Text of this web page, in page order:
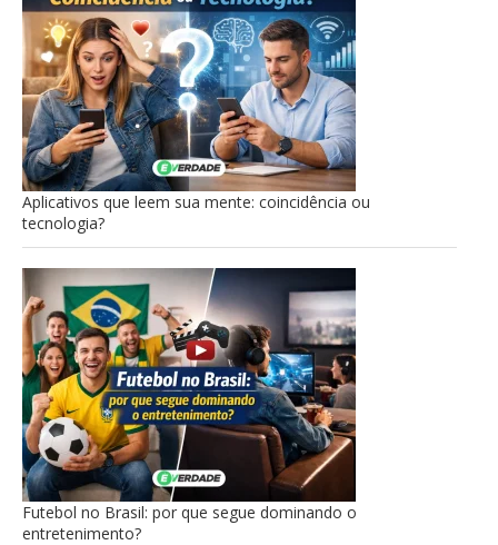
Aplicativos que leem sua mente: coincidência ou
tecnologia?
Futebol no Brasil: por que segue dominando o
entretenimento?